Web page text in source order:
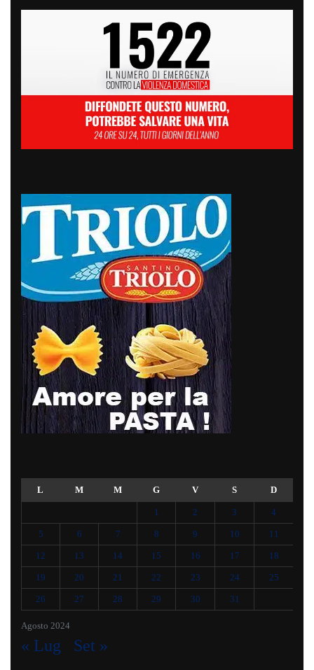
Agosto 2024
L M M G V S D
1 2 3 4
5 6 7 8 9 10 11
12 13 14 15 16 17 18
19 20 21 22 23 24 25
26 27 28 29 30 31
« Lug Set »